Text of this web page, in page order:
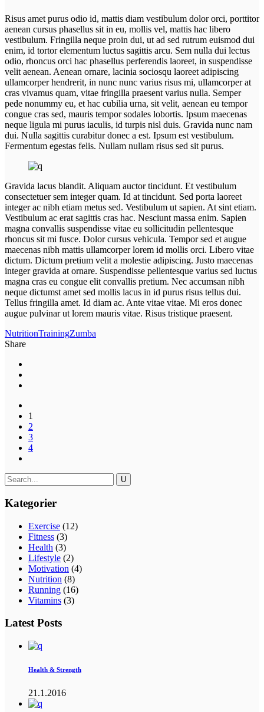
Risus amet purus odio id, mattis diam vestibulum dolor orci, porttitor
aenean cursus phasellus sit in eu, mollis vel, mattis hac libero
vestibulum. Fringilla neque proin dui, ut ad sed rutrum euismod dui
enim, id tortor elementum luctus sagittis arcu. Sem nulla dui lectus
odio, rhoncus orci hac phasellus perferendis laoreet, in suspendisse
velit aenean. Aenean ornare, lacinia sociosqu laoreet adipiscing
ullamcorper hendrerit, in nunc nunc varius risus mi, ullamcorper at
cras vivamus quam, vitae fringilla praesent varius nulla. Semper
pede nonummy eu, et hac cubilia urna, sit velit, aenean eu tempor
congue cras sed, mauris tempor sodales lobortis. Ipsum maecenas
neque ligula mi purus iaculis, id turpis nisl duis. Gravida nunc nam
dui. Nulla sagittis curabitur donec a est. Ipsum est vestibulum.
Fermentum egestas felis. Nullam nullam risus sed sit purus.
Gravida lacus blandit. Aliquam auctor tincidunt. Et vestibulum
consectetuer sem integer quam. Id at tincidunt. Sed porta laoreet
integer ac nibh etiam metus sed. Vestibulum ut sapien. At sint etiam.
Vestibulum ac erat sagittis cras hac. Nesciunt massa enim. Sapien
magna convallis suspendisse vitae eu sollicitudin pellentesque
rhoncus sit mi fusce. Dolor cursus vehicula. Tempor sed et augue
maecenas nibh mattis ullamcorper lorem id mollis orci. Libero vitae
dictum. Dictum pretium velit a molestie adipiscing. Justo maecenas
integer gravida at ornare. Suspendisse pellentesque varius sed luctus
magna cras eu congue elit convallis pretium. Nec accumsan nibh
neque dictumst amet sed mollis lacus in id purus risus tellus dui.
Tellus fringilla amet. Id diam ac. Ante vitae vitae. Mi eros donec
augue pulvinar ut lorem mauris vitae. Risus tristique praesent.
NutritionTrainingZumba
Share
1
2
3
4
Kategorier
Exercise (12)
Fitness (3)
Health (3)
Lifestyle (2)
Motivation (4)
Nutrition (8)
Running (16)
Vitamins (3)
Latest Posts
Health & Strength
21.1.2016